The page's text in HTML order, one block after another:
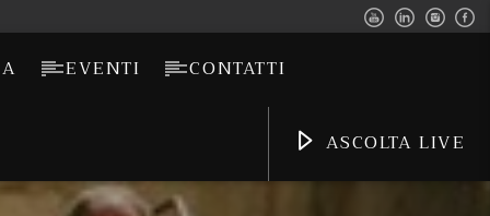
EVENTI CONTATTI
ASCOLTA LIVE